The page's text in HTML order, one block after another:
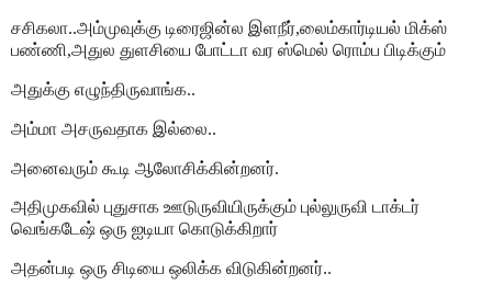
சசிகலா..அம்முவுக்கு டிரைஜின்ல இளநீர்,லைம்கார்டியல் மிக்ஸ்
பண்ணி,அதுல துளசியை போட்டா வர ஸ்மெல் ரொம்ப பிடிக்கும்
அதுக்கு எழுந்திருவாங்க..
அம்மா அசருவதாக இல்லை..
அனைவரும் கூடி ஆலோசிக்கின்றனர்.
அதிமுகவில் புதுசாக ஊடுருவியிருக்கும் புல்லுருவி டாக்டர்
வெங்கடேஷ் ஒரு ஐடியா கொடுக்கிறார்
அதன்படி ஒரு சிடியை ஒலிக்க விடுகின்றனர்..